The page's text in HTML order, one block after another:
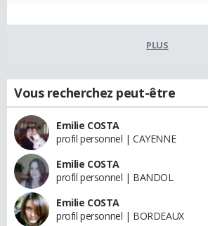
PLUS
Vous recherchez peut-être
Emilie COSTA
profil personnel | CAYENNE
Emilie COSTA
profil personnel | BANDOL
Emilie COSTA
profil personnel | BORDEAUX